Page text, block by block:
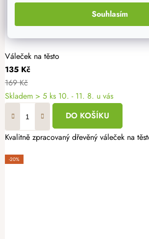
Souhlasím
Váleček na těsto
135 Kč
169 Kč
Skladem > 5 ks 10. - 11. 8. u vás
DO KOŠÍKU
Kvalitně zpracovaný dřevěný váleček na
-20%